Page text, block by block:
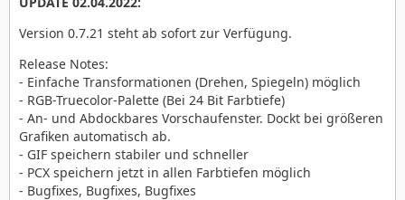
Version 0.7.21 steht ab sofort zur Verfügung.
Release Notes:
- Einfache Transformationen (Drehen, Spiegeln) möglich
- RGB-Truecolor-Palette (Bei 24 Bit Farbtiefe)
- An- und Abdockbares Vorschaufenster. Dockt bei größeren
Grafiken automatisch ab.
- GIF speichern stabiler und schneller
- PCX speichern jetzt in allen Farbtiefen möglich
- Bugfixes, Bugfixes, Bugfixes